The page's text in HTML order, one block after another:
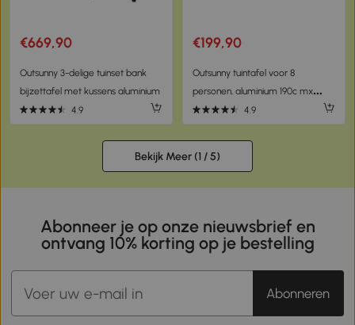
€669,90
Outsunny 3-delige tuinset bank
bijzettafel met kussens aluminium
4.9
€199,90
Outsunny tuintafel voor 8
personen, aluminium 190c mx
90cm x 74cm4.9
Bekijk Meer (1 / 5)
Abonneer je op onze nieuwsbrief en
ontvang 10% korting op je bestelling
Abonneren